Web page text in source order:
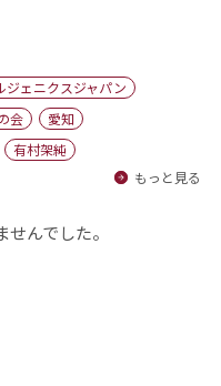
ジェニクスジャパン
会
愛知
有村架純
もっと見る
んでした。